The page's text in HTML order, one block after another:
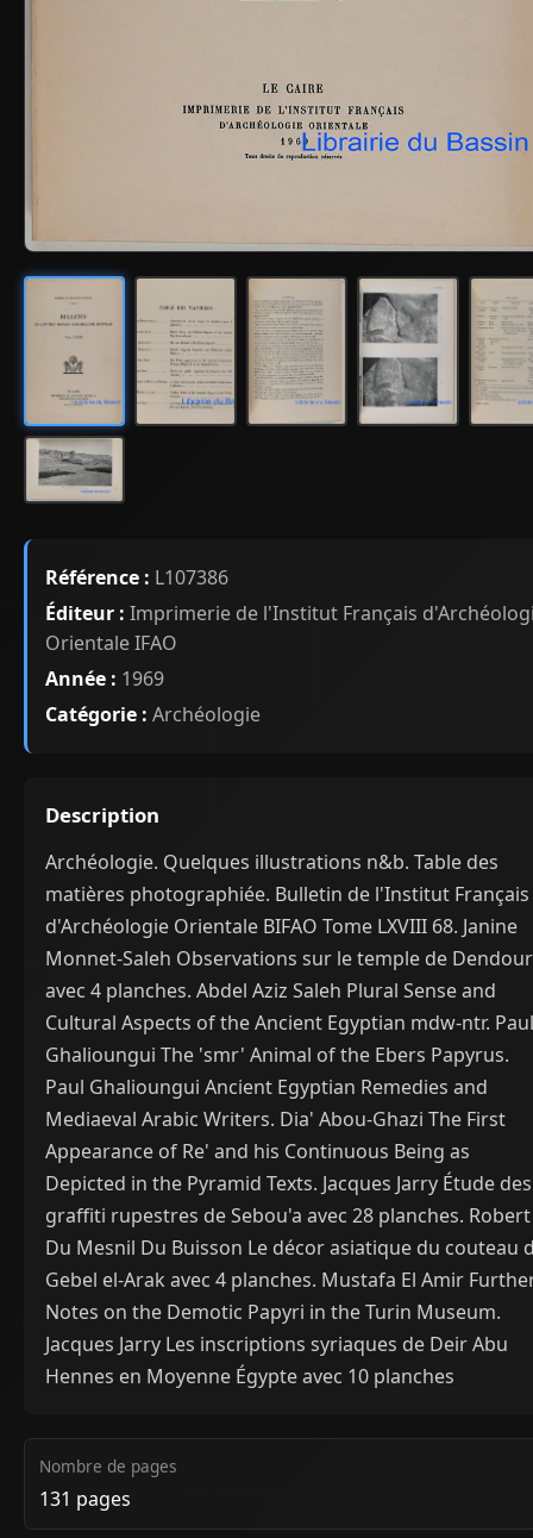
Référence : L107386
Éditeur : Imprimerie de l'Institut Français
Orientale IFAO
Année : 1969
Catégorie : Archéologie
Description
Archéologie. Quelques illustrations n&b. Table des
matières photographiée. Bulletin de l'Institut Français
d'Archéologie Orientale BIFAO Tome LXVIII 68. Janine
Monnet-Saleh Observations sur le temple de Dendour
avec 4 planches. Abdel Aziz Saleh Plural Sense and
Cultural Aspects of the Ancient Egyptian mdw-ntr. Paul
Ghalioungui The 'smr' Animal of the Ebers Papyrus.
Paul Ghalioungui Ancient Egyptian Remedies and
Mediaeval Arabic Writers. Dia' Abou-Ghazi The First
Appearance of Re' and his Continuous Being as
Depicted in the Pyramid Texts. Jacques Jarry Étude des
graffiti rupestres de Sebou'a avec 28 planches. Robert
Du Mesnil Du Buisson Le décor asiatique du couteau
Gebel el-Arak avec 4 planches. Mustafa El Amir
Notes on the Demotic Papyri in the Turin Museum.
Jacques Jarry Les inscriptions syriaques de Deir Abu
Hennes en Moyenne Égypte avec 10 planches
Nombre de pages
131 pages